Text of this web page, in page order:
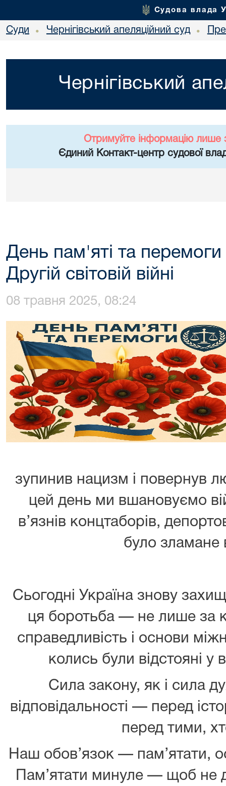
Судова влада
Суди • Чернігівський апеляційний суд •
Чернігівський
Отримуйте інформацію лише
Єдиний Контакт-центр судової
День пам'яті та
Другій світовій війні
08 травня 2025, 08:24
зупинив нацизм і повернув
цей день ми вшановуємо
в’язнів концтаборів,
було зламане
Сьогодні Україна знову
ця боротьба — не лише за
справедливість і основи
колись були відстояні у
Сила закону, як і сила
відповідальності — перед
перед тими,
Наш обов’язок — пам’ятати,
Пам’ятати минуле — щоб не